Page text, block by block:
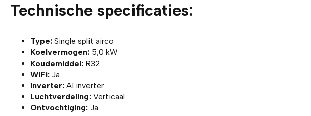
Technische specificaties:
Type: Single split airco
Koelvermogen: 5,0 kW
Koudemiddel: R32
WiFi: Ja
Inverter: AI inverter
Luchtverdeling: Verticaal
Ontvochtiging: Ja